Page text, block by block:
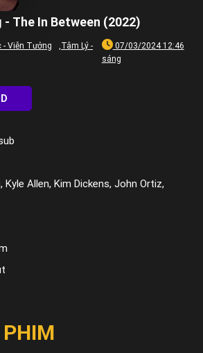
- The In Between (2022)
- Viễn Tưởng ,Tâm Lý -
07/03/2024 12:46
sáng
Kyle Allen, Kim Dickens, John Ortiz,
PHIM